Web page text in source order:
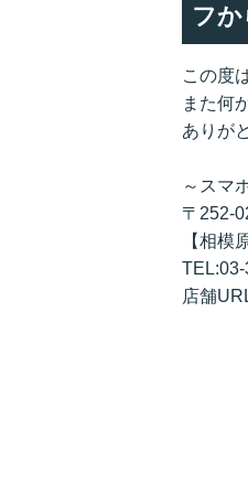
フか
この度
また何
ありが
～スマ
〒252-
【相模
店舗